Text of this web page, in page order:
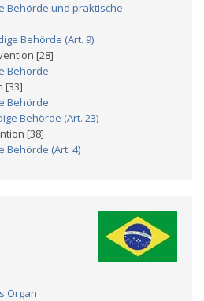
Behörde und praktische
Behörde (Art. 9)
[28]
Behörde
[33]
Behörde
Behörde (Art. 23)
[38]
Behörde (Art. 4)
Organ